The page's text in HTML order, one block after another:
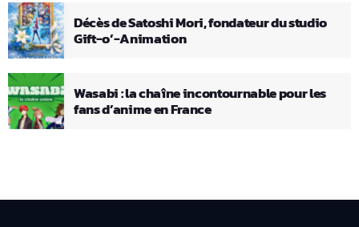
Décès de Satoshi Mori, fondateur du studio
Gift-o’-Animation
Wasabi : la chaîne incontournable pour les
fans d’anime en France